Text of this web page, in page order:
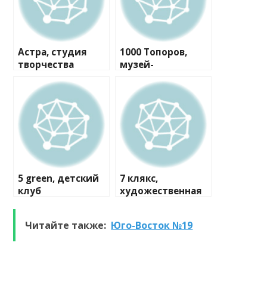
Астра, студия
творчества
1000 Топоров,
музей-
5 green, детский
клуб
7 клякс,
художественная
Читайте также: Юго-Восток №19